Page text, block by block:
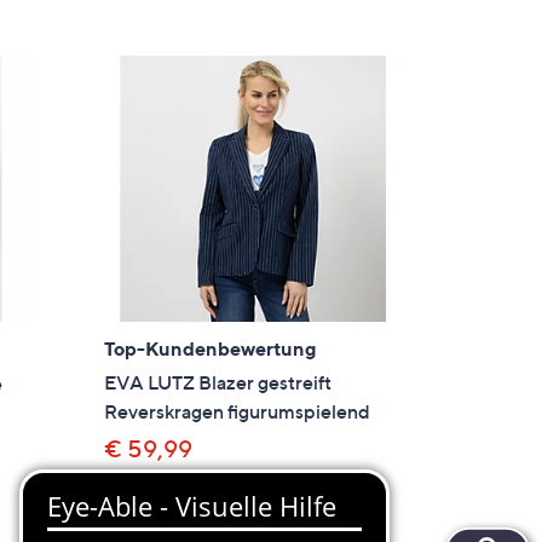
Top-Kundenbewertung
EVA LUTZ Blazer gestreift
Reverskragen figurumspielend
€ 59,99
von Bewertungen
In den Warenkorb